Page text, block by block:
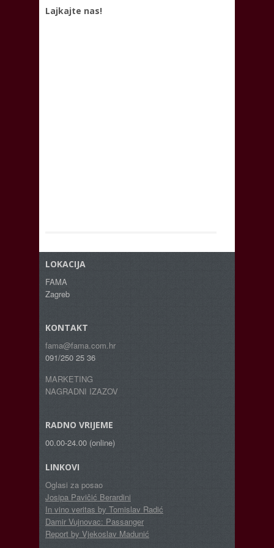
Lajkajte nas!
LOKACIJA
FAMA
Zagreb
KONTAKT
fama@fama.com.hr
091/250 25 36
MARKETING
NAGRADNI IZAZOV
RADNO VRIJEME
00.00-24.00 (online)
LINKOVI
Oglasi za posao
Josipa Pavičić Berardini
In vino veritas by Tomislav Radić
Damir Vujnovac: Passanger
Report by Vjekoslav Madunić